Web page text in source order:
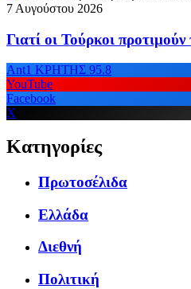
7 Αυγούστου 2026
Γιατί οι Τούρκοι
Ant1 ΚΡΗΤΗΣ 95.8
YouTube
Facebook
X
Κατηγορίες
Πρωτοσέλιδα
Ελλάδα
Διεθνή
Πολιτική